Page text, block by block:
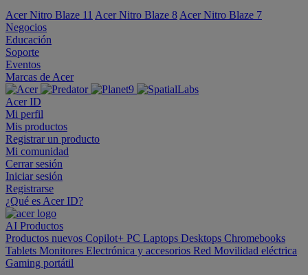
Acer Nitro Blaze 11 Acer Nitro Blaze 8 Acer Nitro Blaze 7
Negocios
Educación
Soporte
Eventos
Marcas de Acer
Acer ID
Mi perfil
Mis productos
Registrar un producto
Mi comunidad
Cerrar sesión
Iniciar sesión
Registrarse
¿Qué es Acer ID?
AI Productos
Productos nuevos Copilot+ PC Laptops Desktops Chromebooks
Tablets Monitores Electrónica y accesorios Red Movilidad eléctrica
Gaming portátil